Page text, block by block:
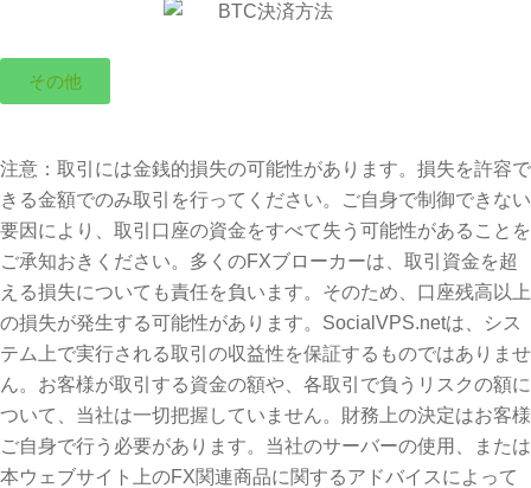
その他
注意：取引には金銭的損失の可能性があります。損失を許容で
きる金額でのみ取引を行ってください。ご自身で制御できない
要因により、取引口座の資金をすべて失う可能性があることを
ご承知おきください。多くのFXブローカーは、取引資金を超
える損失についても責任を負います。そのため、口座残高以上
の損失が発生する可能性があります。SocialVPS.netは、シス
テム上で実行される取引の収益性を保証するものではありませ
ん。お客様が取引する資金の額や、各取引で負うリスクの額に
ついて、当社は一切把握していません。財務上の決定はお客様
ご自身で行う必要があります。当社のサーバーの使用、または
本ウェブサイト上のFX関連商品に関するアドバイスによって